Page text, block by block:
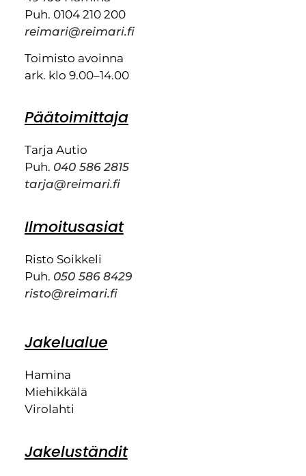
Puh. 0104 210 200
reimari@reimari.fi
Toimisto avoinna
ark. klo 9.00–14.00
Päätoimittaja
Tarja Autio
Puh. 040 586 2815
tarja@reimari.fi
Ilmoitusasiat
Risto Soikkeli
Puh. 050 586 8429
risto@reimari.fi
Jakelualue
Hamina
Miehikkälä
Virolahti
Jakeluständit